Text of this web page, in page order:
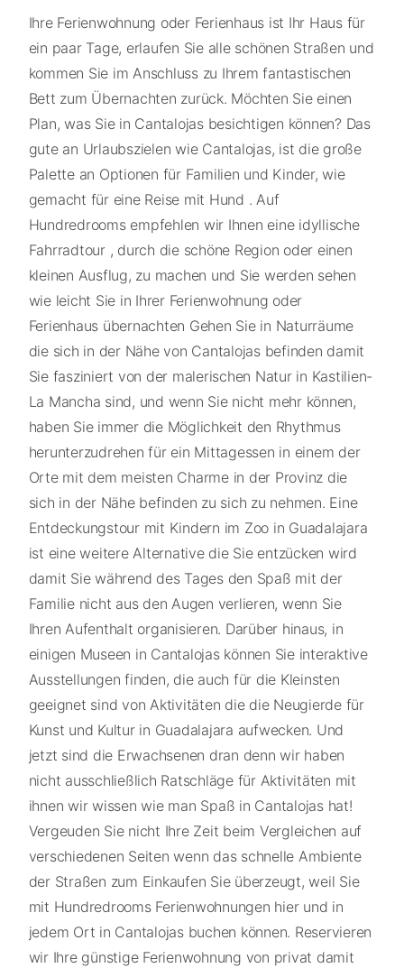
Ihre Ferienwohnung oder Ferienhaus ist Ihr Haus für
ein paar Tage, erlaufen Sie alle schönen Straßen und
kommen Sie im Anschluss zu Ihrem fantastischen
Bett zum Übernachten zurück. Möchten Sie einen
Plan, was Sie in Cantalojas besichtigen können? Das
gute an Urlaubszielen wie Cantalojas, ist die große
Palette an Optionen für Familien und Kinder, wie
gemacht für eine Reise mit Hund . Auf
Hundredrooms empfehlen wir Ihnen eine idyllische
Fahrradtour , durch die schöne Region oder einen
kleinen Ausflug, zu machen und Sie werden sehen
wie leicht Sie in Ihrer Ferienwohnung oder
Ferienhaus übernachten Gehen Sie in Naturräume
die sich in der Nähe von Cantalojas befinden damit
Sie fasziniert von der malerischen Natur in Kastilien-
La Mancha sind, und wenn Sie nicht mehr können,
haben Sie immer die Möglichkeit den Rhythmus
herunterzudrehen für ein Mittagessen in einem der
Orte mit dem meisten Charme in der Provinz die
sich in der Nähe befinden zu sich zu nehmen. Eine
Entdeckungstour mit Kindern im Zoo in Guadalajara
ist eine weitere Alternative die Sie entzücken wird
damit Sie während des Tages den Spaß mit der
Familie nicht aus den Augen verlieren, wenn Sie
Ihren Aufenthalt organisieren. Darüber hinaus, in
einigen Museen in Cantalojas können Sie interaktive
Ausstellungen finden, die auch für die Kleinsten
geeignet sind von Aktivitäten die die Neugierde für
Kunst und Kultur in Guadalajara aufwecken. Und
jetzt sind die Erwachsenen dran denn wir haben
nicht ausschließlich Ratschläge für Aktivitäten mit
ihnen wir wissen wie man Spaß in Cantalojas hat!
Vergeuden Sie nicht Ihre Zeit beim Vergleichen auf
verschiedenen Seiten wenn das schnelle Ambiente
der Straßen zum Einkaufen Sie überzeugt, weil Sie
mit Hundredrooms Ferienwohnungen hier und in
jedem Ort in Cantalojas buchen können. Reservieren
wir Ihre günstige Ferienwohnung von privat damit